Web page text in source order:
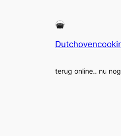
terug online.. nu